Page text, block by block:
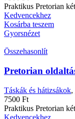
Praktikus Pretorian
Kedvencekhez
Kosárba teszem
Gyorsnézet
Összehasonlít
Pretorian
Táskák és hátizsákok,
7500 Ft
Praktikus Pretorian
Kedvencekhez